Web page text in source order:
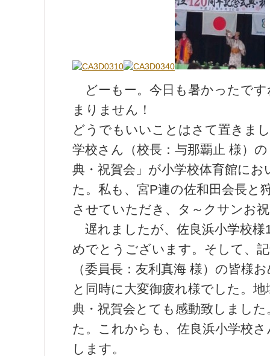
どーもー。今日も暑かったで
まりません！
どうでもいいことはさて置きま
学校さん（校長：与那覇止 様）
典・祝賀会」が小学校体育館に
た。私も、宮P連の佐和田会長と
させていただき、タ～クサンお
遅れましたが、佐良浜小学校様
めでとうございます。そして、
（委員長：友利真海 様）の皆様
と同時に大変御疲れ様でした。
典・祝賀会とても感動致しまし
た。これからも、佐良浜小学校
します。